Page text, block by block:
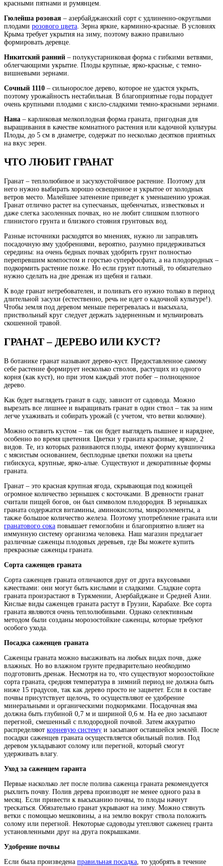
красными пятнами и румянцем.
Гюлейша розовая – азербайджанский сорт с удлиненно-округлыми
плодами розового цвета . Зерна яркие, карминно-красные. В условиях
Крыма требует укрытия на зиму, поэтому важно правильно
формировать деревце.
Никитский ранний – полукустарниковая форма с гибкими ветвями,
облегчающими укрытие. Плоды крупные, ярко-красные, с темно-
вишневыми зернами.
Сочный 1110 – сильнорослое дерево, которое не удастся укрыть,
поэтому урожайность нестабильная. В благоприятные годы порадует
очень крупными плодами с кисло-сладкими темно-красными зернами.
Нана – карликовая мелкоплодная форма граната, пригодная для
выращивания в качестве комнатного растения или кадочной культуры.
Плоды, до 5 см в диаметре, содержат по несколько десятков приятных
на вкус зерен.
ЧТО ЛЮБИТ ГРАНАТ
Гранат – теплолюбивое и засухоустойчивое растение. Поэтому для
него нужно выбирать хорошо освещенное и укрытое от холодных
ветров место. Малейшее затенение приведет к уменьшению урожая.
Гранат отлично растет на супесчаных, щебенчатых, известковых и
даже слегка засоленных почвах, но не любит слишком плотного
глинистого грунта и близкого стояния грунтовых вод.
Разные источники расходятся во мнениях, нужно ли заправлять
посадочную яму удобрениями, вероятно, разумно придерживаться
середины: на очень бедных почвах удобрить грунт полностью
перепревшим компостом и горстью суперфосфата, а на плодородных –
подкормить растение позже. Но если грунт плотный, то обязательно
нужно сделать на дне дренаж из щебня и гальки.
К воде гранат нетребователен, и поливать его нужно только в период
длительной засухи (естественно, речь не идет о кадочной культуре!).
Чтобы земля под деревом меньше перегревалась и высыхала,
приствольный круг следует держать задерненным и мульчировать
скошенной травой.
ГРАНАТ – ДЕРЕВО ИЛИ КУСТ?
В ботанике гранат называют дерево-куст. Предоставленное самому
себе растение формирует несколько стволов, растущих из одного
корня (как куст), но при этом каждый этот побег – полноценное
дерево.
Как будет выглядеть гранат в саду, зависит от садовода. Можно
вырезать все лишнее и выращивать гранат в один ствол – так за ним
легче ухаживать и собирать урожай (с учетом, что ветви колючие).
Можно оставить кустом – так он будет выглядеть пышнее и наряднее,
особенно во время цветения. Цветки у граната красивые, яркие, 2
видов. Те, из которых развиваются плоды, имеют форму кувшинчика
с мясистым основанием, бесплодные цветки похожи на цветы
гибискуса, крупные, ярко-алые. Существуют и декоративные формы
граната.
Гранат – это красная крупная ягода, скрывающая под кожицей
огромное количество зернышек с косточками. В древности гранат
считали пищей богов, он был символом плодородия. В зернышках
граната содержатся витамины, аминокислоты, микроэлементы, а
также большое количество железа. Поэтому употребление граната или
гранатового сока повышает гемоглобин и благоприятно влияет на
иммунную систему организма человека. Наш магазин предлагает
различные саженцы плодовых деревьев, где Вы можете купить
прекрасные саженцы граната.
Сорта саженцев граната
Сорта саженцев граната отличаются друг от друга вкусовыми
качествами: они могут быть кислыми и сладкими. Сладкие сорта
граната произрастают в Туркмении, Азербайджане и Средней Азии.
Кислые виды саженцев граната растут в Грузии, Карабахе. Все сорта
граната являются очень теплолюбивыми. Однако селективным
методом были созданы морозостойкие саженцы, которые требуют
особого ухода.
Посадка саженцев граната
Саженцы граната можно высаживать на любых видах почв, даже
влажных. Но во влажном грунте предварительно необходимо
подготовить дренаж. Несмотря на то, что существуют морозостойкие
сорта граната, средняя температура в зимний период не должна быть
ниже 15 градусов, так как дерево просто не зацветет. Если в составе
почвы присутствует щелочь, то осуществляют ее удобрение
минеральными и органическими подкормками. Посадочная яма
должна быть глубиной 0,7 м и шириной 0,6 м. На ее дно засыпают
перегной, смешенный с плодородной почвой. Затем аккуратно
распределяют корневую систему и засыпают оставшейся землёй. После
посадки саженцев граната осуществляется обильный полив. Под
деревом укладывают солому или перегной, который смогут
удерживать влагу.
Уход за саженцем гаранта
Первые насколько лет после полива саженца граната рекомендуется
рыхлить почву. Полив дерева производят не менее одного раза в
месяц. Если привести к высыханию почвы, то плоды начнут
трескаться. Обязательно гранат укрывают на зиму. Можно стянуть
ветки с помощью мешковины, а на землю вокруг ствола положить
солому или перегной. Некоторые садоводы утепляют саженец гранта
установленными друг на друга покрышками.
Удобрение почвы
Если была произведена правильная посадка , то удобрять в течение